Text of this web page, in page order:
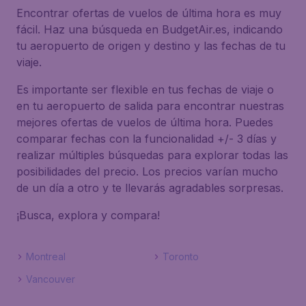
Encontrar ofertas de vuelos de última hora es muy
fácil. Haz una búsqueda en BudgetAir.es, indicando
tu aeropuerto de origen y destino y las fechas de tu
viaje.
Es importante ser flexible en tus fechas de viaje o
en tu aeropuerto de salida para encontrar nuestras
mejores ofertas de vuelos de última hora. Puedes
comparar fechas con la funcionalidad +/- 3 días y
realizar múltiples búsquedas para explorar todas las
posibilidades del precio. Los precios varían mucho
de un día a otro y te llevarás agradables sorpresas.
¡Busca, explora y compara!
Montreal
Toronto
Vancouver